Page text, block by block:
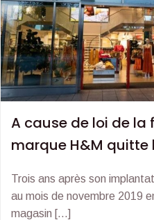
A cause de loi de la
marque H&M quitte
Trois ans après son
au mois de novembre 2019
magasin […]